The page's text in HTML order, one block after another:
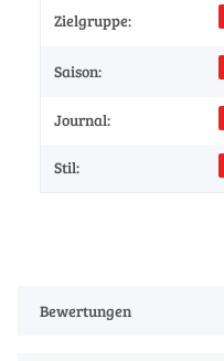
Zielgruppe:
Saison:
Journal:
Stil:
Bewertungen